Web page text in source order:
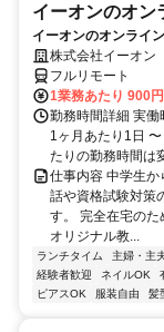
イーオンのオン
イーオンのオンライ
株式会社イーオン
フルリモート
1業務あたり 900
勤務時間詳細 実働
1ヶ月あたり1日
たりの勤務時間は
仕事内容 中学生
話や資格試験対策
す。 完全在宅の
オリジナル教...
ランチタイム 主婦・主
経験者歓迎
ネイルOK
ピアスOK
服装自由 髪